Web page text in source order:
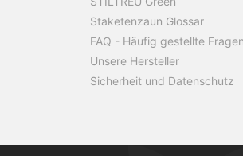
Staketenzaun Glossar
FAQ - Häufig gestellte Fragen
Unsere Hersteller
Sicherheit und Datenschutz